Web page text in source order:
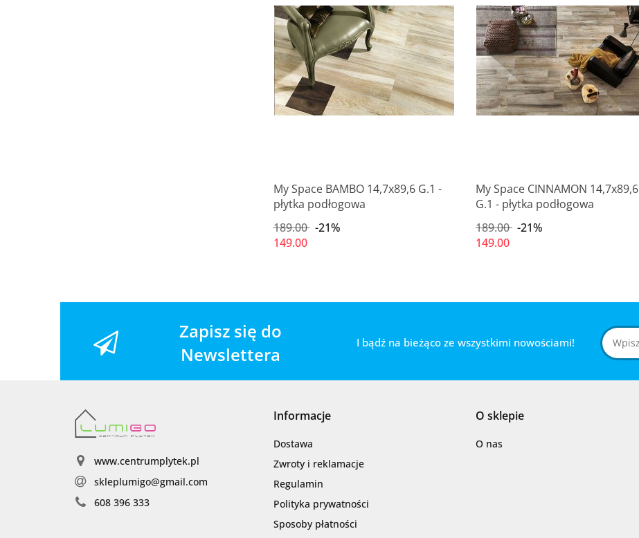
Produkt niedostępny
My Space BAMBO 14,7x89,6 G.1 -
płytka podłogowa
189.00 -21%
149.00
Produkt niedostępny
My Space CINNAMON 14,7x89,6
G.1 - płytka podłogowa
189.00 -21%
149.00
Zapisz się do
Newslettera
I bądź na bieżąco ze wszystkimi nowościami!
www.centrumplytek.pl
skleplumigo@gmail.com
608 396 333
Informacje
Dostawa
Zwroty i reklamacje
Regulamin
Polityka prywatności
Sposoby płatności
O sklepie
O nas